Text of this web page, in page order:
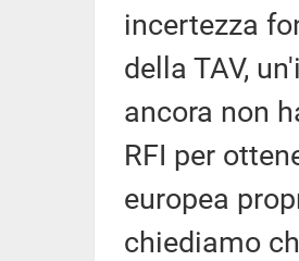
incertezza
della TAV,
ancora non
RFI per
europea
chiediamo